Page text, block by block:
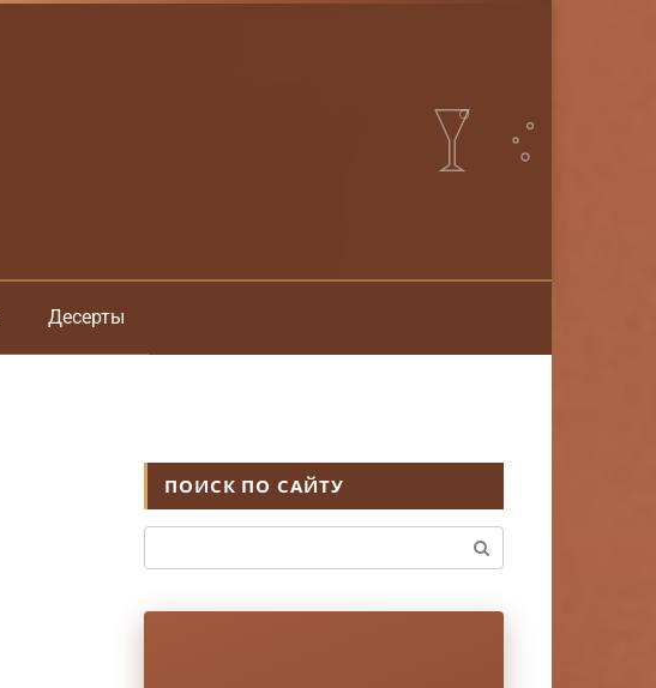
Десерты
ПОИСК ПО САЙТУ